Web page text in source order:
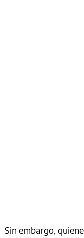
Sin embargo,